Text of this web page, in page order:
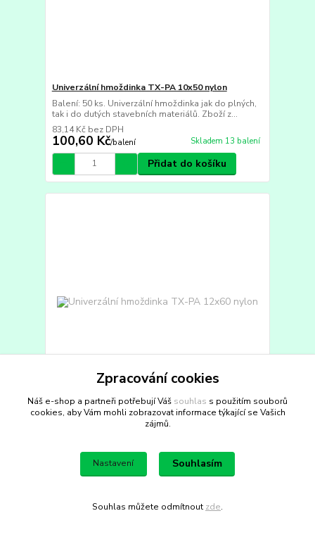
Univerzální hmoždinka TX-PA 10x50 nylon
Balení: 50 ks. Univerzální hmoždinka jak do plných,
tak i do dutých stavebních materiálů. Zboží z...
100,60 Kč/balení
83,14 Kč bez DPH
Skladem 13 balení
Přidat do košíku
Univerzální hmoždinka TX-PA 12x60 nylon
70,71 Kč
bez DPH
Skladem 161 balení
Zpracování cookies
Náš e-shop a partneři potřebují Váš souhlas s použitím souborů
cookies, aby Vám mohli zobrazovat informace týkající se Vašich
zájmů.
Nastavení Souhlasím
Souhlas můžete odmítnout zde.